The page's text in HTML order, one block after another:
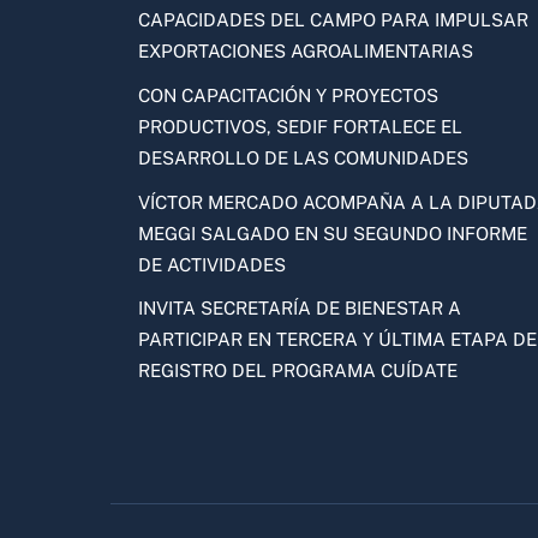
CAPACIDADES DEL CAMPO PARA IMPULSAR
EXPORTACIONES AGROALIMENTARIAS
CON CAPACITACIÓN Y PROYECTOS
PRODUCTIVOS, SEDIF FORTALECE EL
DESARROLLO DE LAS COMUNIDADES
VÍCTOR MERCADO ACOMPAÑA A LA
MEGGI SALGADO EN SU SEGUNDO INFORME
DE ACTIVIDADES
INVITA SECRETARÍA DE BIENESTAR A
PARTICIPAR EN TERCERA Y ÚLTIMA ETAPA DE
REGISTRO DEL PROGRAMA CUÍDATE